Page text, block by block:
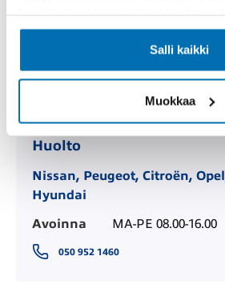
Salli kaikki
Muokkaa
Audi CEM-tulokset
Huolto
Nissan, Peugeot, Citroën,
Hyundai
Avoinna
MA-PE 08.00-16.00
050 952 1460